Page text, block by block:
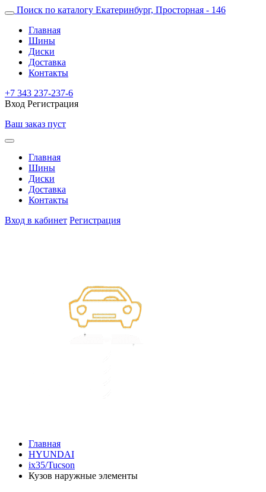
Поиск по каталогу Екатеринбург, Просторная - 146
Главная
Шины
Диски
Доставка
Контакты
+7 343 237-237-6
Вход Регистрация
Ваш заказ пуст
Главная
Шины
Диски
Доставка
Контакты
Вход в кабинет Регистрация
Главная
HYUNDAI
ix35/Tucson
Кузов наружные элементы